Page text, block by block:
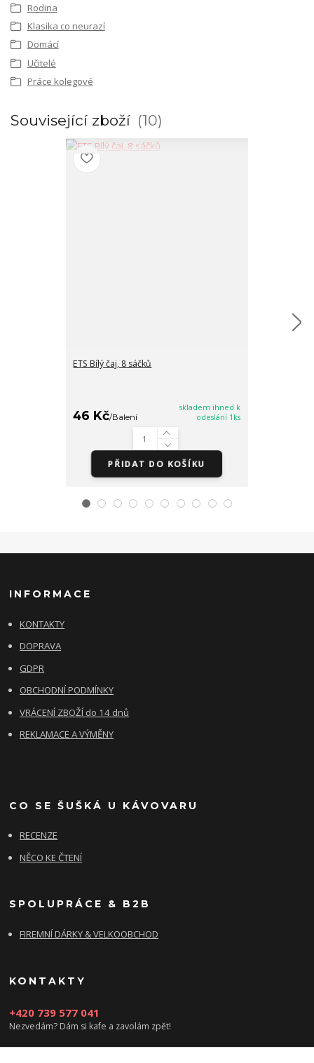
Rodina
Klasika co neurazí
Domácí
Učitelé
Práce kolegové
Související zboží 10
ETS Bílý čaj, 8 sáčků
46 Kč/Balení
skladem ihned k
odeslání 1ks
PŘIDAT DO KOŠÍKU
INFORMACE
KONTAKTY
DOPRAVA
GDPR
OBCHODNÍ PODMÍNKY
VRÁCENÍ ZBOŽÍ do 14 dnů
REKLAMACE A VÝMĚNY
CO SE ŠUŠKÁ U KÁVOVARU
RECENZE
NĚCO KE ČTENÍ
SPOLUPRÁCE & B2B
FIREMNÍ DÁRKY & VELKOOBCHOD
KONTAKTY
+420 739 577 041
Nezvedám? Dám si kafe a zavolám zpět!
info@damsikafe.cz